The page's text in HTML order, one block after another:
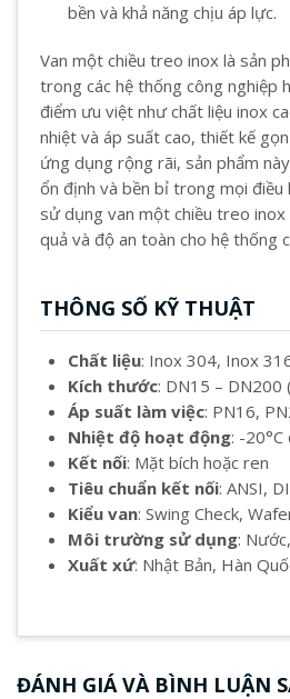
bền và khả năng chịu áp lực.
Van một chiều treo inox là sản
trong các hệ thống công nghiệp
điểm ưu việt như chất liệu inox
nhiệt và áp suất cao, thiết kế
ứng dụng rộng rãi, sản phẩm
ổn định và bền bỉ trong mọi điều
sử dụng van một chiều treo inox
quả và độ an toàn cho hệ thống
THÔNG SỐ KỸ THUẬT
Chất liệu: Inox 304, Inox
Kích thước: DN15 – DN200
Áp suất làm việc: PN16,
Nhiệt độ hoạt động: -20°C
Kết nối: Mặt bích hoặc ren
Tiêu chuẩn kết nối: ANSI,
Kiểu van: Swing Check,
Môi trường sử dụng:
Xuất xứ: Nhật Bản, Hàn
ĐÁNH GIÁ VÀ BÌNH LUẬN